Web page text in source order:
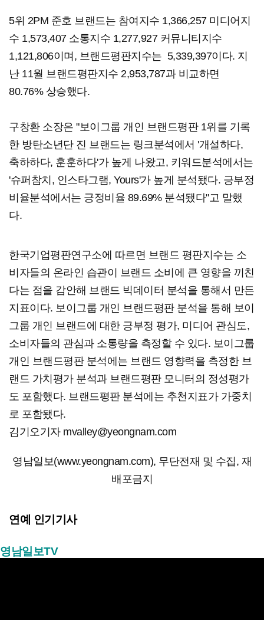
​5위 2PM 준호 브랜드는 참여지수 1,366,257 미디어지
수 1,573,407 소통지수 1,277,927 커뮤니티지수
1,121,806이며, 브랜드평판지수는 5,339,397이다. 지
난 11월 브랜드평판지수 2,953,787과 비교하면
80.76% 상승했다.​
구창환 소장은 "보이그룹 개인 브랜드평판 1위를 기록
한 방탄소년단 진 브랜드는 링크분석에서 '개설하다,
축하하다, 훈훈하다'가 높게 나왔고, 키워드분석에서는
'슈퍼참치, 인스타그램, Yours'가 높게 분석됐다. 긍부정
비율분석에서는 긍정비율 89.69% 분석됐다"고 말했
다.
한국기업평판연구소에 따르면 브랜드 평판지수는 소
비자들의 온라인 습관이 브랜드 소비에 큰 영향을 끼친
다는 점을 감안해 브랜드 빅데이터 분석을 통해서 만든
지표이다. 보이그룹 개인 브랜드평판 분석을 통해 보이
그룹 개인 브랜드에 대한 긍부정 평가, 미디어 관심도,
소비자들의 관심과 소통량을 측정할 수 있다. 보이그룹
개인 브랜드평판 분석에는 브랜드 영향력을 측정한 브
랜드 가치평가 분석과 브랜드평판 모니터의 정성평가
도 포함했다. 브랜드평판 분석에는 추천지표가 가중치
로 포함됐다.​
김기오기자 mvalley@yeongnam.com
영남일보(www.yeongnam.com), 무단전재 및 수집, 재
배포금지
연예 인기기사
영남일보TV